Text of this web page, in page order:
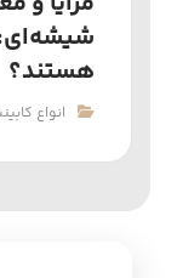
شیشه‌ای:
هستند؟
انواع